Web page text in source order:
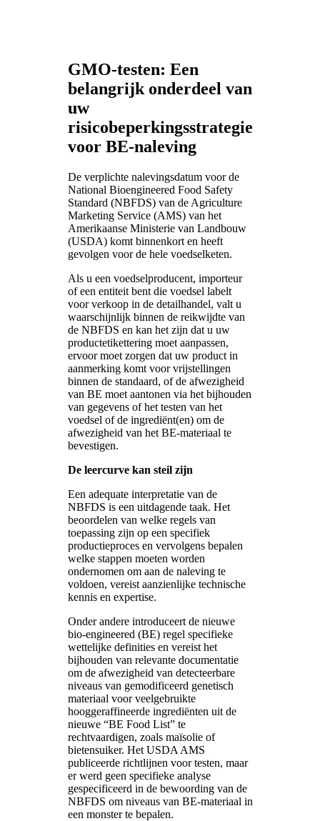
GMO-testen: Een
belangrijk onderdeel van
uw
risicobeperkingsstrategie
voor BE-naleving
De verplichte nalevingsdatum voor de
National Bioengineered Food Safety
Standard (NBFDS) van de Agriculture
Marketing Service (AMS) van het
Amerikaanse Ministerie van Landbouw
(USDA) komt binnenkort en heeft
gevolgen voor de hele voedselketen.
Als u een voedselproducent, importeur
of een entiteit bent die voedsel labelt
voor verkoop in de detailhandel, valt u
waarschijnlijk binnen de reikwijdte van
de NBFDS en kan het zijn dat u uw
productetikettering moet aanpassen,
ervoor moet zorgen dat uw product in
aanmerking komt voor vrijstellingen
binnen de standaard, of de afwezigheid
van BE moet aantonen via het bijhouden
van gegevens of het testen van het
voedsel of de ingrediënt(en) om de
afwezigheid van het BE-materiaal te
bevestigen.
De leercurve kan steil zijn
Een adequate interpretatie van de
NBFDS is een uitdagende taak. Het
beoordelen van welke regels van
toepassing zijn op een specifiek
productieproces en vervolgens bepalen
welke stappen moeten worden
ondernomen om aan de naleving te
voldoen, vereist aanzienlijke technische
kennis en expertise.
Onder andere introduceert de nieuwe
bio-engineered (BE) regel specifieke
wettelijke definities en vereist het
bijhouden van relevante documentatie
om de afwezigheid van detecteerbare
niveaus van gemodificeerd genetisch
materiaal voor veelgebruikte
hooggeraffineerde ingrediënten uit de
nieuwe “BE Food List” te
rechtvaardigen, zoals maïsolie of
bietensuiker. Het USDA AMS
publiceerde richtlijnen voor testen, maar
er werd geen specifieke analyse
gespecificeerd in de bewoording van de
NBFDS om niveaus van BE-materiaal in
een monster te bepalen.